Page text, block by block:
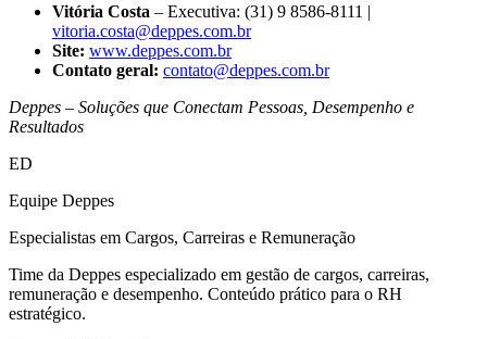
Vitória Costa – Executiva: (31) 9 8586-8111 |
vitoria.costa@deppes.com.br
Site: www.deppes.com.br
Contato geral: contato@deppes.com.br
Deppes – Soluções que Conectam Pessoas, Desempenho e
Resultados
ED
Equipe Deppes
Especialistas em Cargos, Carreiras e Remuneração
Time da Deppes especializado em gestão de cargos, carreiras,
remuneração e desempenho. Conteúdo prático para o RH
estratégico.